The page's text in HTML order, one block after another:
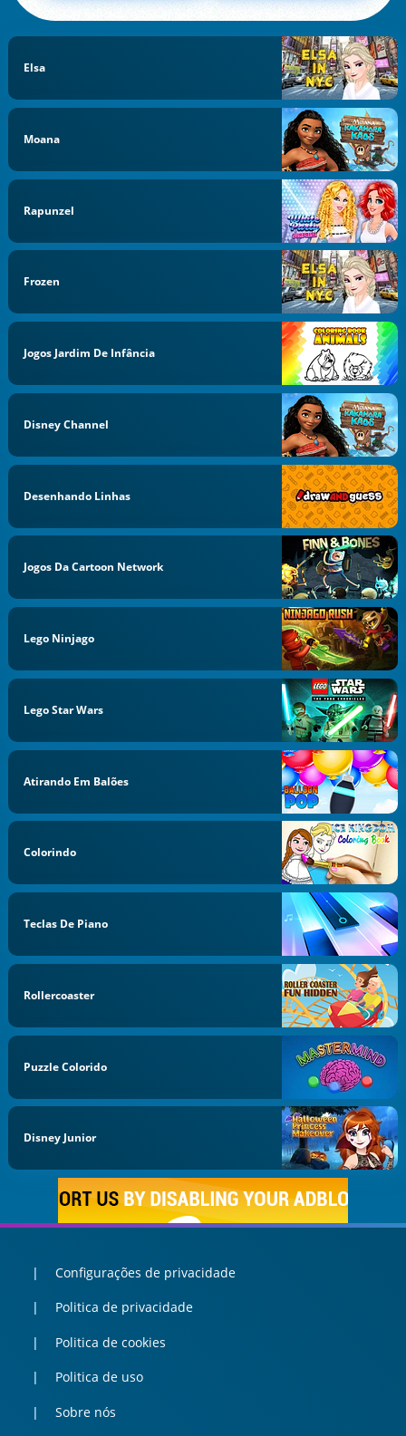
Elsa
Moana
Rapunzel
Frozen
Jogos Jardim De Infância
Disney Channel
Desenhando Linhas
Jogos Da Cartoon Network
Lego Ninjago
Lego Star Wars
Atirando Em Balões
Colorindo
Teclas De Piano
Rollercoaster
Puzzle Colorido
Disney Junior
Configurações de privacidade
Politica de privacidade
Politica de cookies
Politica de uso
Sobre nós